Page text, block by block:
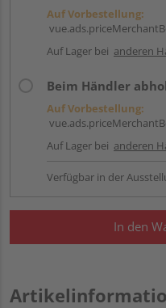
Auf Vorbestellung:
Auf Lager bei anderen
Beim Händler
Auf Vorbestellung:
Auf Lager bei anderen
Verfügbar in der
In den